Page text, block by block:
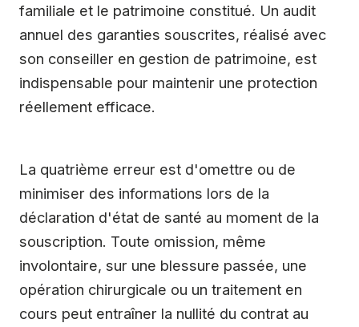
familiale et le patrimoine constitué. Un audit
annuel des garanties souscrites, réalisé avec
son conseiller en gestion de patrimoine, est
indispensable pour maintenir une protection
réellement efficace.
La quatrième erreur est d'omettre ou de
minimiser des informations lors de la
déclaration d'état de santé au moment de la
souscription. Toute omission, même
involontaire, sur une blessure passée, une
opération chirurgicale ou un traitement en
cours peut entraîner la nullité du contrat au